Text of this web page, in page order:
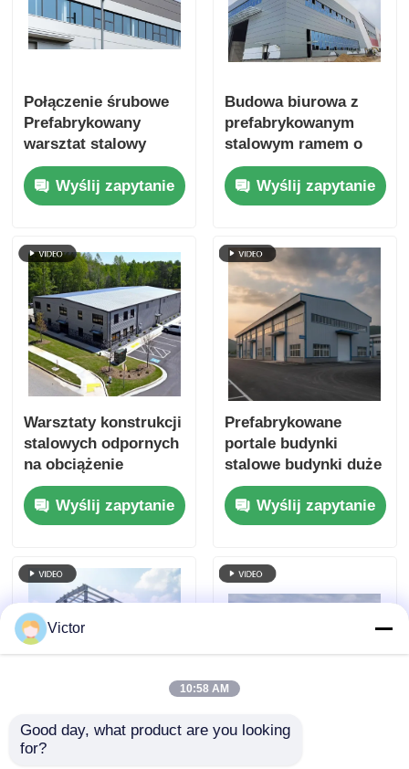
Połączenie śrubowe
Prefabrykowany
warsztat stalowy
Prosta instalacja
Stabilna konstrukcja
Płyta warstwowa
blachą Okna
Kompletne akcesoria
śrubowe
Wyślij zapytanie
Budowa biurowa z
prefabrykowanym
stalowym ramem o
szybkim wzniesieniu
Projekt krótkiego
cyklu budowy
Wyślij zapytanie
Warsztaty konstrukcji
stalowych odpornych
na obciążenie
śniegiem do budowy
fabryk w regionie
zimnym
Wyślij zapytanie
Prefabrykowane
portale budynki
stalowe budynki duże
przedział fabryki
budownictwo
magazynów
Wyślij zapytanie
Budowa
Obciążenie wiatrem
Victor
10:58 AM
Good day, what product are you looking
for?